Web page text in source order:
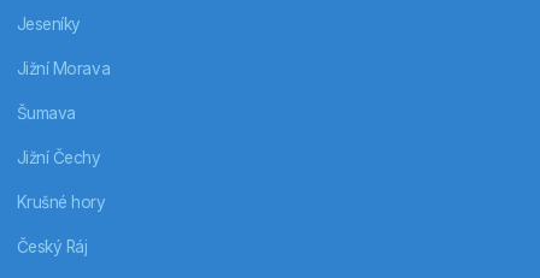
Jeseníky
Jižní Morava
Šumava
Jižní Čechy
Krušné hory
Český Ráj